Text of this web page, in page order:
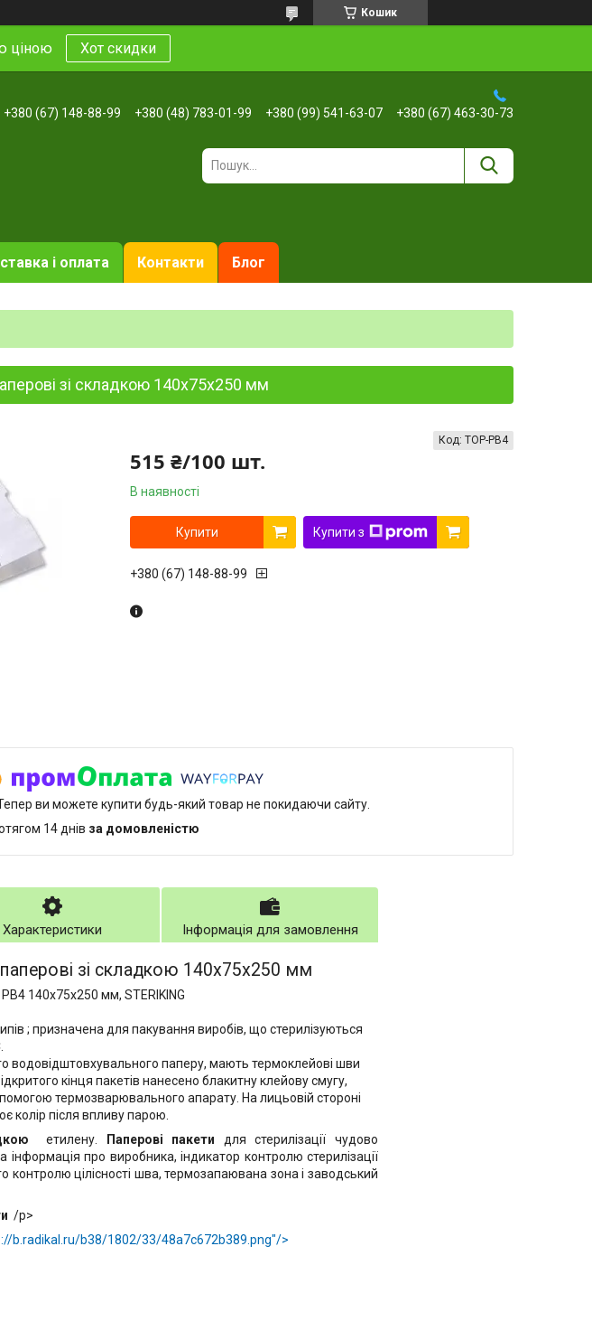
Кошик
ціною Хот скидки
+380 (67) 148-88-99 +380 (48) 783-01-99 +380 (99) 541-63-07 +380 (67) 463-30-73
і оплата Контакти Блог
зі складкою 140x75x250 мм
515 ₴/100 шт.
В наявності
Код: TOP-PB4
Купити Купити з
+380 (67) 148-88-99
ви можете купити будь-який товар не покидаючи сайту.
14 днів за домовленістю
Характеристики Інформація для замовлення
паперові зі складкою 140x75x250 мм
PB4 140x75x250 мм, STERIKING
; призначена для пакування виробів, що стерилізуються
водовідштовхувального паперу, мають термоклейові шви
кінця пакетів нанесено блакитну клейову смугу,
термозварювального апарату. На лицьовій стороні
колір після впливу парою.
етилену. Паперові пакети для стерилізації чудово
інформація про виробника, індикатор контролю стерилізації
контролю цілісності шва, термозапаювана зона і заводський
/p>
b.radikal.ru/b38/1802/33/48a7c672b389.png"/>